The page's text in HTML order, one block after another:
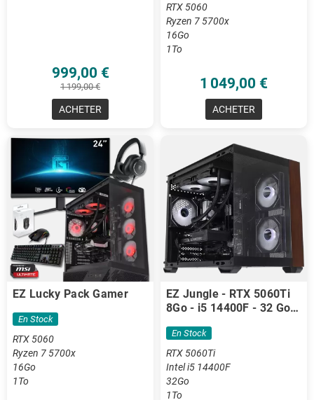
999,00 €
1 199,00 €
ACHETER
RTX 5060
Ryzen 7 5700x
16Go
1To
1 049,00 €
ACHETER
EZ Lucky Pack Gamer
En Stock
RTX 5060
Ryzen 7 5700x
16Go
1To
EZ Jungle - RTX 5060Ti
8Go - i5 14400F - 32 Go
En Stock
RTX 5060Ti
Intel i5 14400F
32Go
1To